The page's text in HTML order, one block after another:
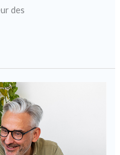
des